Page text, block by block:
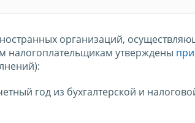
организаций,
налогоплательщикам утверждены
год из бухгалтерской и